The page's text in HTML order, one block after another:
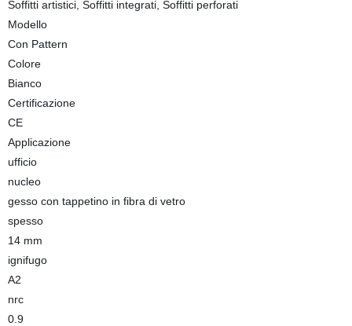
Soffitti artistici, Soffitti integrati, Soffitti perforati
Modello
Con Pattern
Colore
Bianco
Certificazione
CE
Applicazione
ufficio
nucleo
gesso con tappetino in fibra di vetro
spesso
14 mm
ignifugo
A2
nrc
0.9